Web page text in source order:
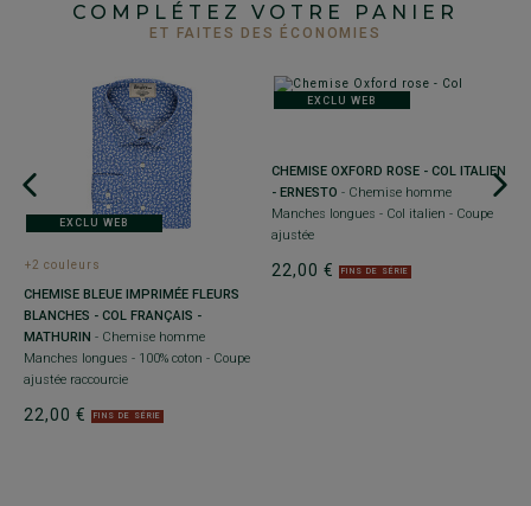
COMPLÉTEZ VOTRE PANIER
ET FAITES DES ÉCONOMIES
EXCLU WEB
+2 couleurs
CHEMISE BLEUE IMPRIMÉE FLEURS
BLANCHES - COL FRANÇAIS -
MATHURIN - Chemise homme
Manches longues - 100% coton - Coupe
ajustée raccourcie
22,00 € FINS DE SÉRIE
EXCLU WEB
CHEMISE OXFORD ROSE - COL ITALIEN
- ERNESTO - Chemise homme
Manches longues - Col italien - Coupe
ajustée
22,00 € FINS DE SÉRIE